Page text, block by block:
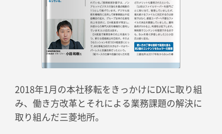
2018年1月の本社移転をきっかけにDXに取り組
み、働き方改革とそれによる業務課題の解決に
取り組んだ三菱地所。